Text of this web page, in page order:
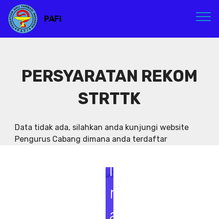
PAFI
PERSYARATAN REKOM
STRTTK
Data tidak ada, silahkan anda kunjungi website
Pengurus Cabang dimana anda terdaftar
S
e
m
i
n
a